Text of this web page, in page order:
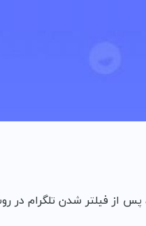
فیلتر شدن تلگرام در